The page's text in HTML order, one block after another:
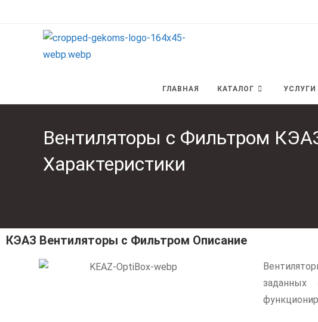
ГЛАВНАЯ КАТАЛОГ УСЛУГИ
Вентиляторы с Фильтром
Характеристики
КЭАЗ Вентиляторы с Фильтром Описание